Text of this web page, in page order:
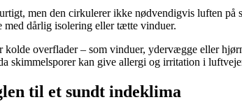
men den cirkulerer ikke nødvendigvis luften
dårlig isolering eller tætte vinduer.
overflader – som vinduer, ydervægge eller
skimmelsporer kan give allergi og irritation i
til et sundt indeklima